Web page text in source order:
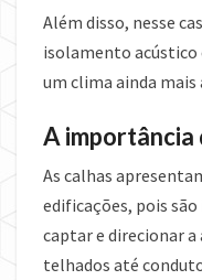
Além disso, nesse
isolamento acústico
um clima ainda
A importância
As calhas
edificações, pois
captar e direcionar a
telhados até